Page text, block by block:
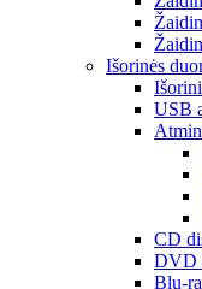
Išorinės
USB
CD
DVD
Blu-